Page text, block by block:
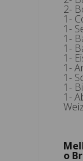
2-
1-
1-
1-
1-
1-
1-
1-
1-
1-
o